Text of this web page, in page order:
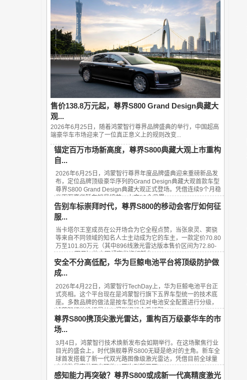
售价138.8万元起，尊界S800 Grand Design典藏大
观...
2026年6月25日，随着鸿蒙智行尊界品牌盛典的举行，中国超高
端豪华车市场迎来了一位真正意义上的规则改变...
锚定百万市场新高度，尊界S800典藏大观上市重构
自...
2026年6月25日，鸿蒙智行尊界年度品牌盛典迎来重磅新品发
布，定位品牌顶级豪华序列的Grand Design典藏大观首款车型
尊界S800 Grand Design典藏大观正式登场。凭借连续9个月稳
坐百万豪华轿车销量榜首、上市13个月累...
告别车标崇拜时代，尊界S800的移动会客厅如何征
服...
当卡塔尔王室成员在公开场合为它全程点赞，当张泉灵、窦骁
等来自不同领域的知名人士主动成为它的车主，一款定价70.80
万至101.80万元（其中896线激光雷达版本售价区间为72.80-
101.80万元）的中国超豪华旗舰轿车——...
安全不分高低配，华为巨鲸电池平台将顶级防护做
成...
2026年4月22日，鸿蒙智行TechDay上，华为巨鲸电池平台正
式亮相。这个平台现在是鸿蒙智行旗下五界车型统一的技术底
座。多数品牌的做法是按车型价位对电池安全配置进行分级，
鸿蒙智行的选择是从入门到旗舰全系标配...
尊界S800携顶尖激光雷达，重构百万级豪华车的市
场...
3月4日，鸿蒙智行技术焕新发布会如期举行。在这场聚焦行业
目光的盛会上，时代旗舰尊界S800无疑是绝对的主角。新车全
球首发搭载了新一代双光路图像级激光雷达，凭借目前全球量
产线数最高的顶尖硬件，再次刷新了百...
感知能力再突破？尊界S800或成新一代高精度激光